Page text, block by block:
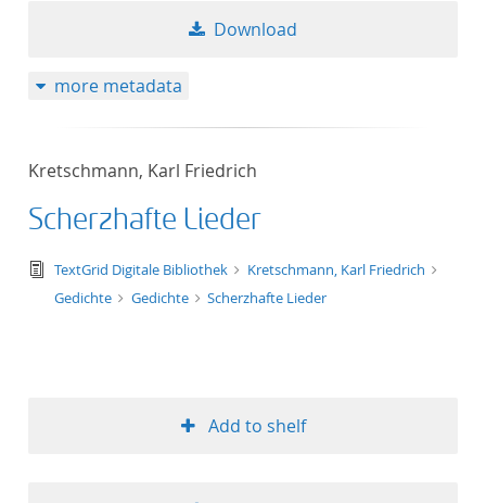
Download
more metadata
Kretschmann, Karl Friedrich
Scherzhafte Lieder
text/tg.edition+tg.aggregation+xml
TextGrid Digitale Bibliothek
Kretschmann, Karl Friedrich
Gedichte
Gedichte Scherzhafte Lieder
Add to shelf